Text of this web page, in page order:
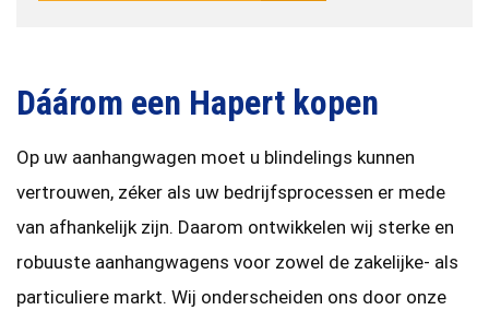
Dáárom een Hapert kopen
Op uw aanhangwagen moet u blindelings kunnen
vertrouwen, zéker als uw bedrijfsprocessen er mede
van afhankelijk zijn. Daarom ontwikkelen wij sterke en
robuuste aanhangwagens voor zowel de zakelijke- als
particuliere markt. Wij onderscheiden ons door onze